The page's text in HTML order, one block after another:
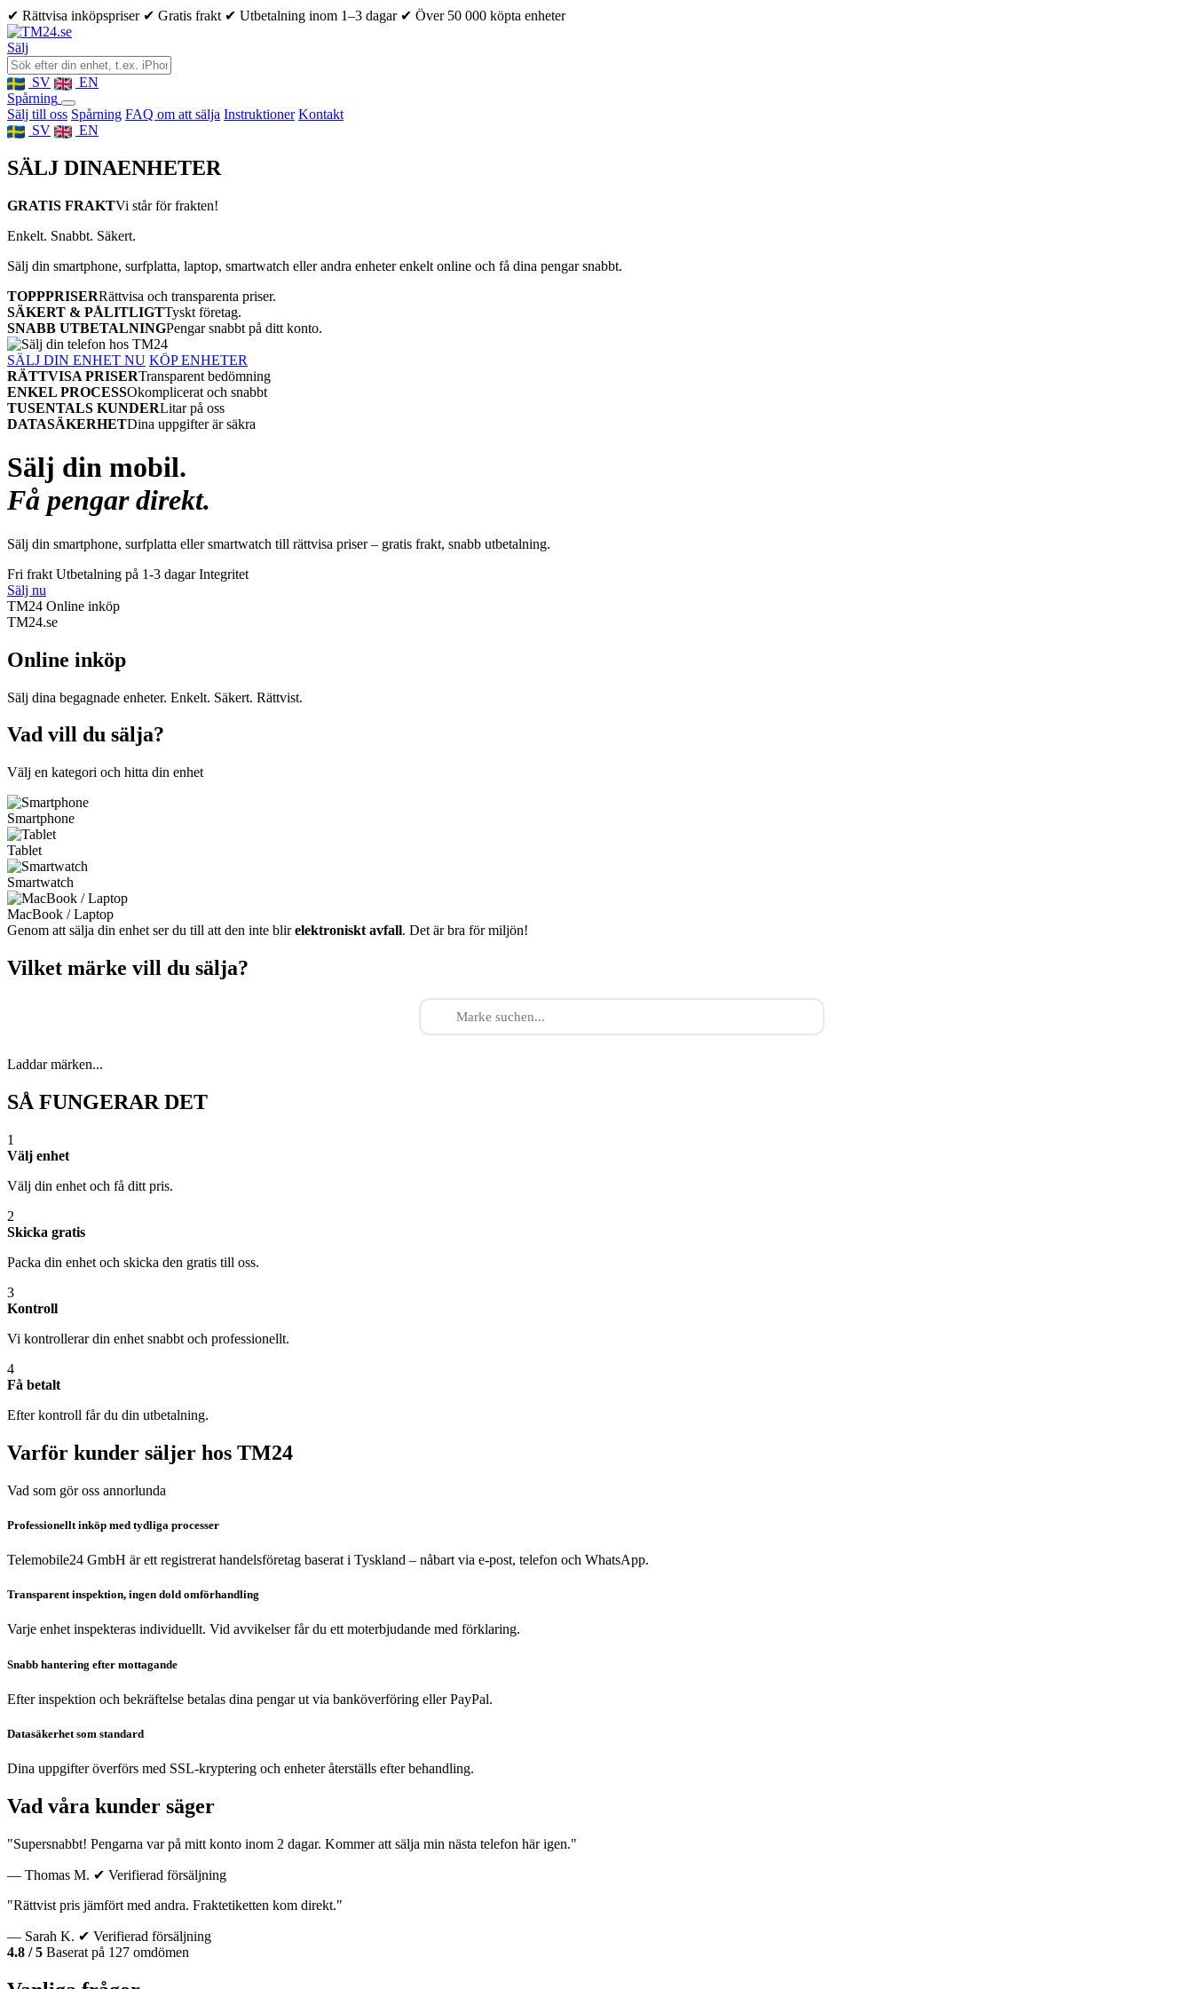
✔ Rättvisa inköpspriser ✔ Gratis frakt ✔ Utbetalning inom 1–3 dagar ✔ Över 50 000 köpta enheter
Sälj
SV
EN
Spårning
Sälj till oss Spårning FAQ om att sälja Instruktioner Kontakt
SV
EN
SÄLJ DINAENHETER
GRATIS FRAKTVi står för frakten!
Enkelt. Snabbt. Säkert.
Sälj din smartphone, surfplatta, laptop, smartwatch eller andra enheter enkelt online och få dina pengar snabbt.
TOPPPRISERRättvisa och transparenta priser.
SÄKERT & PÅLITLIGTTyskt företag.
SNABB UTBETALNINGPengar snabbt på ditt konto.
SÄLJ DIN ENHET NU KÖP ENHETER
RÄTTVISA PRISERTransparent bedömning
ENKEL PROCESSOkomplicerat och snabbt
TUSENTALS KUNDERLitar på oss
DATASÄKERHETDina uppgifter är säkra
Sälj din mobil.
Få pengar direkt.
Sälj din smartphone, surfplatta eller smartwatch till rättvisa priser – gratis frakt, snabb utbetalning.
Fri frakt Utbetalning på 1-3 dagar Integritet
Sälj nu
TM24 Online inköp
TM24.se
Online inköp
Sälj dina begagnade enheter. Enkelt. Säkert. Rättvist.
Vad vill du sälja?
Välj en kategori och hitta din enhet
Smartphone
Tablet
Smartwatch
MacBook / Laptop
Genom att sälja din enhet ser du till att den inte blirelektroniskt avfall. Det är bra för miljön!
Vilket märke vill du sälja?
Laddar märken...
SÅ FUNGERAR DET
1
Välj enhet
Välj din enhet och få ditt pris.
2
Skicka gratis
Packa din enhet och skicka den gratis till oss.
3
Kontroll
Vi kontrollerar din enhet snabbt och professionellt.
4
Få betalt
Efter kontroll får du din utbetalning.
Varför kunder säljer hos TM24
Vad som gör oss annorlunda
Professionellt inköp med tydliga processer
Telemobile24 GmbH är ett registrerat handelsföretag baserat i Tyskland – nåbart via e-post, telefon och WhatsApp.
Transparent inspektion, ingen dold omförhandling
Varje enhet inspekteras individuellt. Vid avvikelser får du ett moterbjudande med förklaring.
Snabb hantering efter mottagande
Efter inspektion och bekräftelse betalas dina pengar ut via banköverföring eller PayPal.
Datasäkerhet som standard
Dina uppgifter överförs med SSL-kryptering och enheter återställs efter behandling.
Vad våra kunder säger
"Supersnabbt! Pengarna var på mitt konto inom 2 dagar. Kommer att sälja min nästa telefon här igen."
— Thomas M. ✔ Verifierad försäljning
"Rättvist pris jämfört med andra. Fraktetiketten kom direkt."
— Sarah K. ✔ Verifierad försäljning
4.8 / 5 Baserat på 127 omdömen